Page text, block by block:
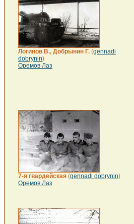
Логинов В., Добрынин Г. (gennadi
dobrynin)
Оремов Лаз
7-я гвардейская (gennadi dobrynin)
Оремов Лаз